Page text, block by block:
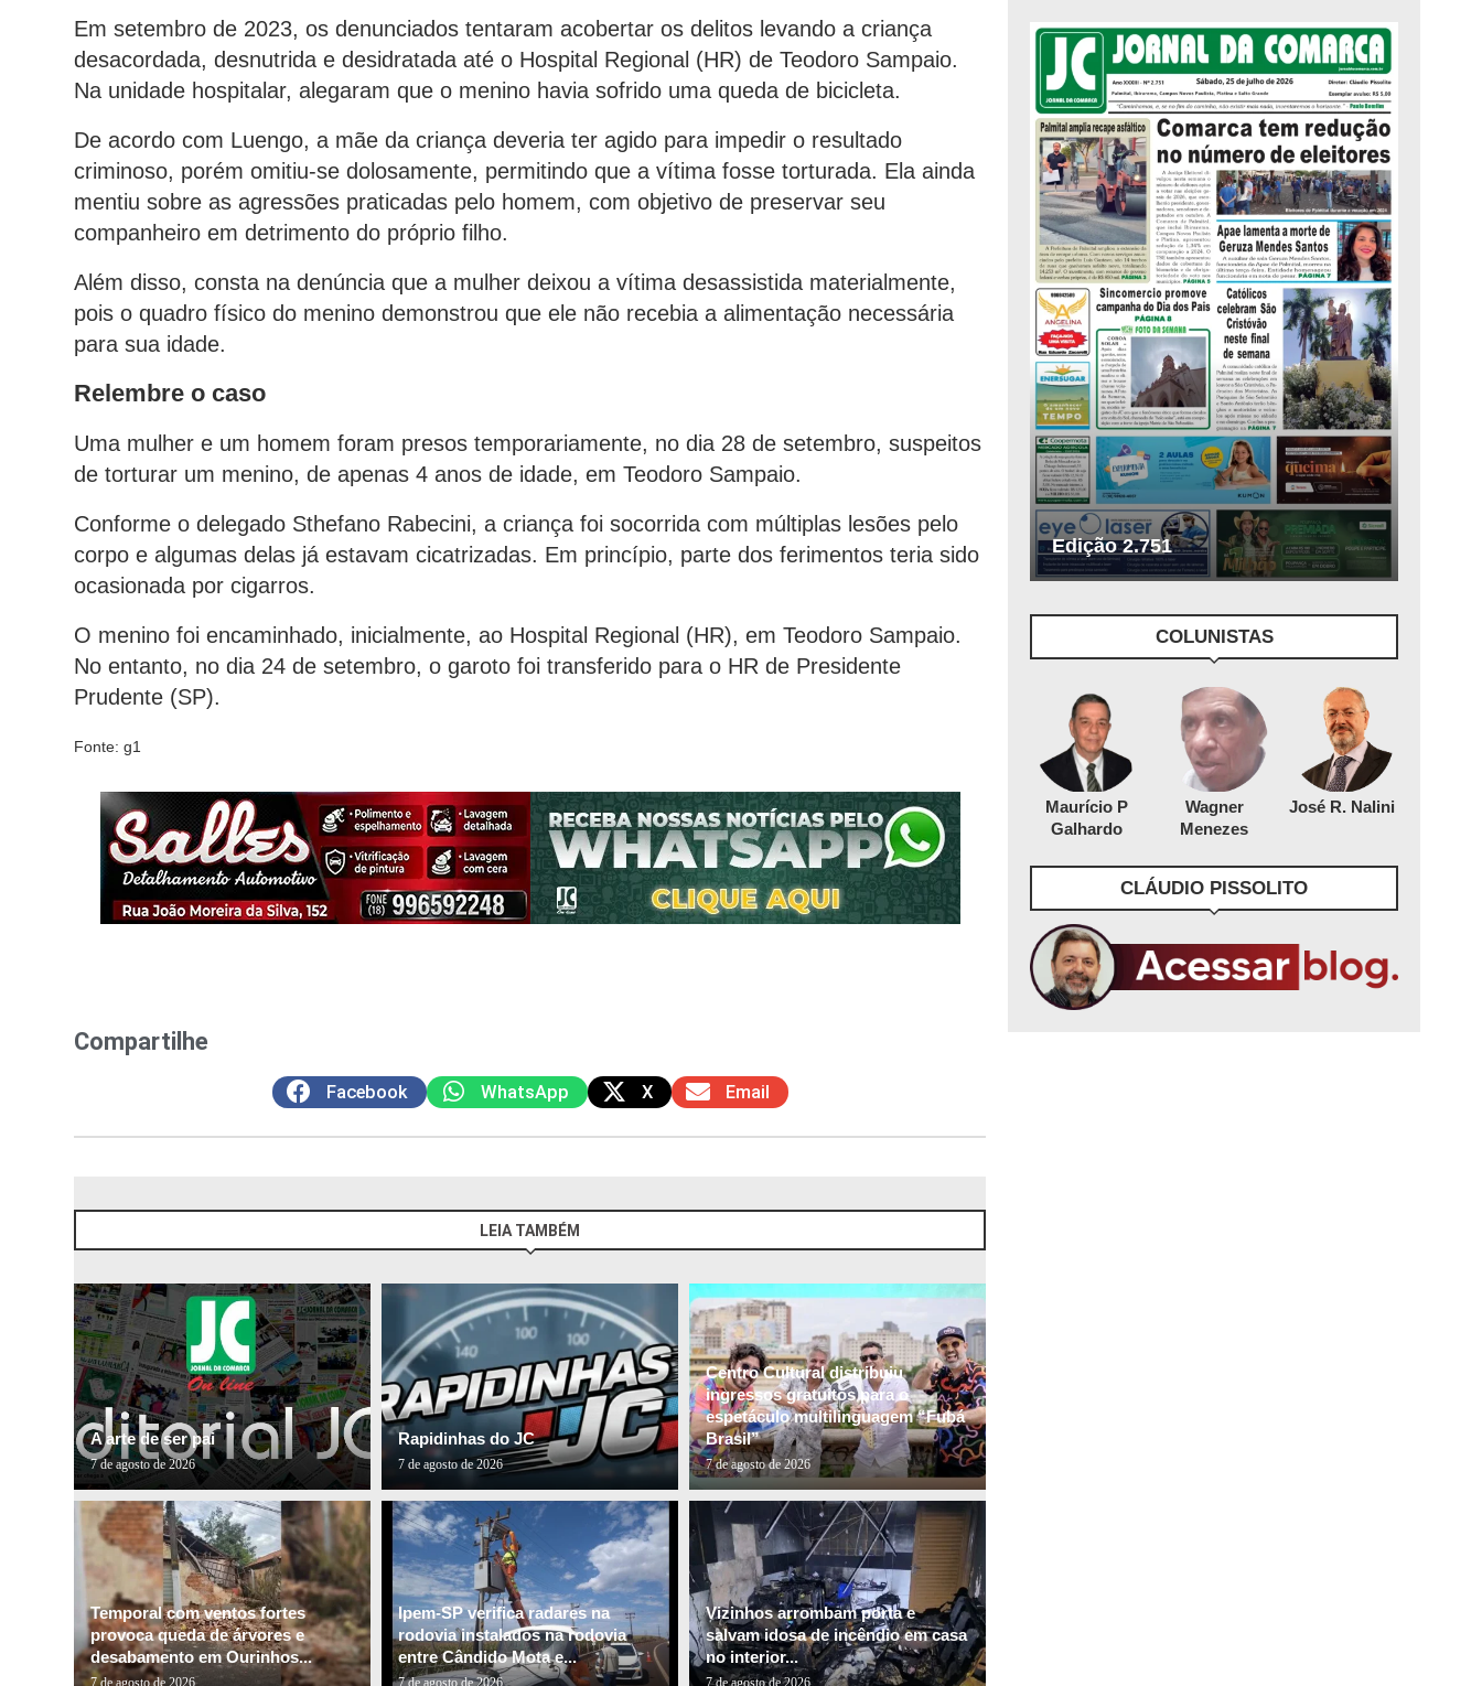
Em setembro de 2023, os denunciados tentaram acobertar os delitos levando a criança
desacordada, desnutrida e desidratada até o Hospital Regional (HR) de Teodoro Sampaio.
Na unidade hospitalar, alegaram que o menino havia sofrido uma queda de bicicleta.
De acordo com Luengo, a mãe da criança deveria ter agido para impedir o resultado
criminoso, porém omitiu-se dolosamente, permitindo que a vítima fosse torturada. Ela ainda
mentiu sobre as agressões praticadas pelo homem, com objetivo de preservar seu
companheiro em detrimento do próprio filho.
Além disso, consta na denúncia que a mulher deixou a vítima desassistida materialmente,
pois o quadro físico do menino demonstrou que ele não recebia a alimentação necessária
para sua idade.
Relembre o caso
Uma mulher e um homem foram presos temporariamente, no dia 28 de setembro, suspeitos
de torturar um menino, de apenas 4 anos de idade, em Teodoro Sampaio.
Conforme o delegado Sthefano Rabecini, a criança foi socorrida com múltiplas lesões pelo
corpo e algumas delas já estavam cicatrizadas. Em princípio, parte dos ferimentos teria sido
ocasionada por cigarros.
O menino foi encaminhado, inicialmente, ao Hospital Regional (HR), em Teodoro Sampaio.
No entanto, no dia 24 de setembro, o garoto foi transferido para o HR de Presidente
Prudente (SP).
Fonte: g1
Compartilhe
Facebook WhatsApp X Email
LEIA TAMBÉM
A arte de ser pai
7 de agosto de 2026
Rapidinhas do JC
7 de agosto de 2026
Centro Cultural distribuiu
ingressos gratuitos para o
espetáculo multilinguagem “Fubá
Brasil”
7 de agosto de 2026
Temporal com ventos fortes
provoca queda de árvores e
desabamento em Ourinhos...
7 de agosto de 2026
Ipem-SP verifica radares na
rodovia instalados na rodovia
entre Cândido Mota e...
7 de agosto de 2026
Vizinhos arrombam porta e
salvam idosa de incêndio em casa
no interior...
7 de agosto de 2026
Edição 2.751
COLUNISTAS
Maurício P
Galhardo
Wagner
Menezes
José R. Nalini
CLÁUDIO PISSOLITO